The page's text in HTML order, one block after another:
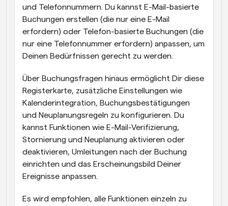
und Telefonnummern. Du kannst E-Mail-basierte
Buchungen erstellen (die nur eine E-Mail
erfordern) oder Telefon-basierte Buchungen (die
nur eine Telefonnummer erfordern) anpassen, um
Deinen Bedürfnissen gerecht zu werden.
Über Buchungsfragen hinaus ermöglicht Dir diese
Registerkarte, zusätzliche Einstellungen wie
Kalenderintegration, Buchungsbestätigungen
und Neuplanungsregeln zu konfigurieren. Du
kannst Funktionen wie E-Mail-Verifizierung,
Stornierung und Neuplanung aktivieren oder
deaktivieren, Umleitungen nach der Buchung
einrichten und das Erscheinungsbild Deiner
Ereignisse anpassen.
Es wird empfohlen, alle Funktionen einzeln zu